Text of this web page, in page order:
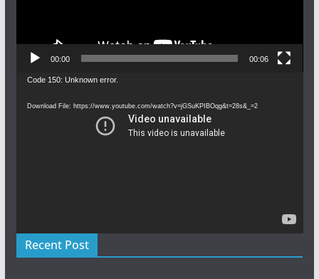
00:00 00:06
Video
Code 150: Unknown error.
Download File: https://www.youtube.com/watch?v=jGSuKPIBOqg&t=28s&_=2
Recent Post